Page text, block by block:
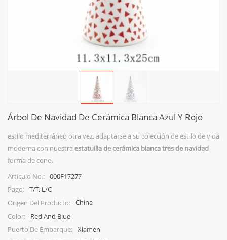
Árbol De Navidad De Cerámica Blanca Azul Y Rojo
estilo mediterráneo otra vez, adaptarse a su colección de estilo de vida
moderna con nuestra estatuilla de cerámica blanca tres de navidad
forma de cono.
Artículo No.: 000F17277
Pago: T/T, L/C
Origen Del Producto: China
Color:
Red And Blue
Puerto De Embarque: Xiamen